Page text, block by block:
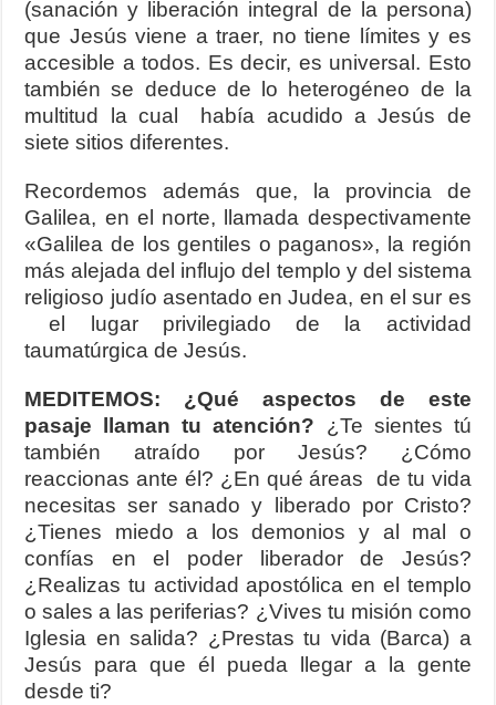
(sanación y liberación integral de la persona)
que Jesús viene a traer, no tiene límites y es
accesible a todos. Es decir, es universal. Esto
también se deduce de lo heterogéneo de la
multitud la cual había acudido a Jesús de
siete sitios diferentes.
Recordemos además que, la provincia de
Galilea, en el norte, llamada despectivamente
«Galilea de los gentiles o paganos», la región
más alejada del influjo del templo y del sistema
religioso judío asentado en Judea, en el sur es
el lugar privilegiado de la actividad
taumatúrgica de Jesús.
MEDITEMOS: ¿Qué aspectos de este
pasaje llaman tu atención? ¿Te sientes tú
también atraído por Jesús? ¿Cómo
reaccionas ante él? ¿En qué áreas de tu vida
necesitas ser sanado y liberado por Cristo?
¿Tienes miedo a los demonios y al mal o
confías en el poder liberador de Jesús?
¿Realizas tu actividad apostólica en el templo
o sales a las periferias? ¿Vives tu misión como
Iglesia en salida? ¿Prestas tu vida (Barca) a
Jesús para que él pueda llegar a la gente
desde ti?